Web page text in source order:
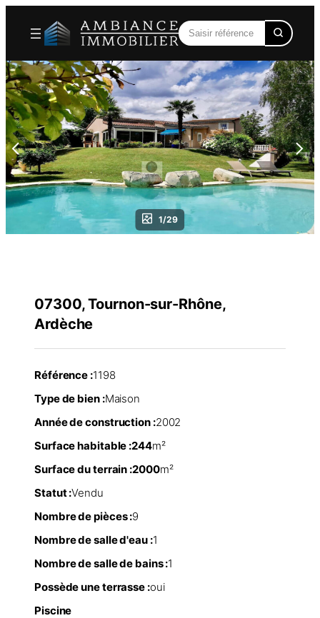
contenu
1/29
07300, Tournon-sur-Rhône,
Ardèche
Référence :1198
Type de bien :Maison
Année de construction :2002
Surface habitable :244m²
Surface du terrain :2000m²
Statut :Vendu
Nombre de pièces :9
Nombre de salle d'eau :1
Nombre de salle de bains :1
Possède une terrasse :oui
Piscine